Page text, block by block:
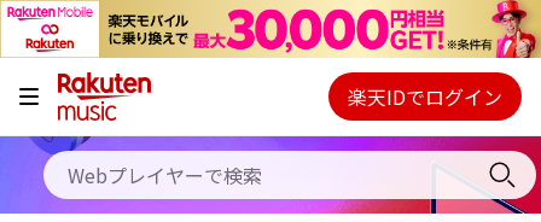
キャンペーン
料金プラン
使い方
Webプレイヤー
ご契約内容の確認・変更
楽天IDでログイン